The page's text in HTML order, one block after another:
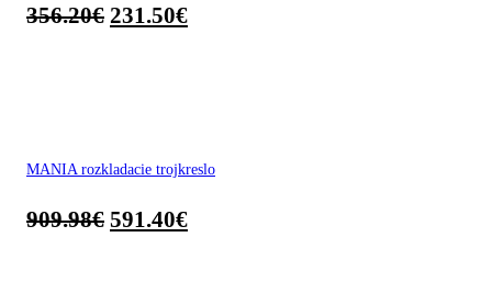
356.20€ 231.50€
MANIA rozkladacie trojkreslo
909.98€ 591.40€